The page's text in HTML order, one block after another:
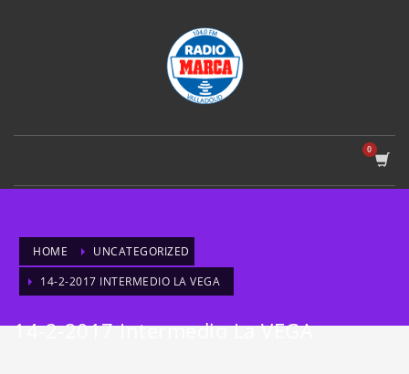
HOME
UNCATEGORIZED
14-2-2017 INTERMEDIO LA VEGA
14-2-2017 Intermedio La VEGA